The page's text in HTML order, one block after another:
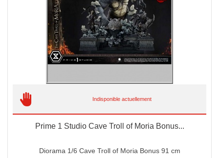
Indisponible actuellement
Prime 1 Studio Cave Troll of Moria Bonus...
Diorama 1/6 Cave Troll of Moria Bonus 91 cm